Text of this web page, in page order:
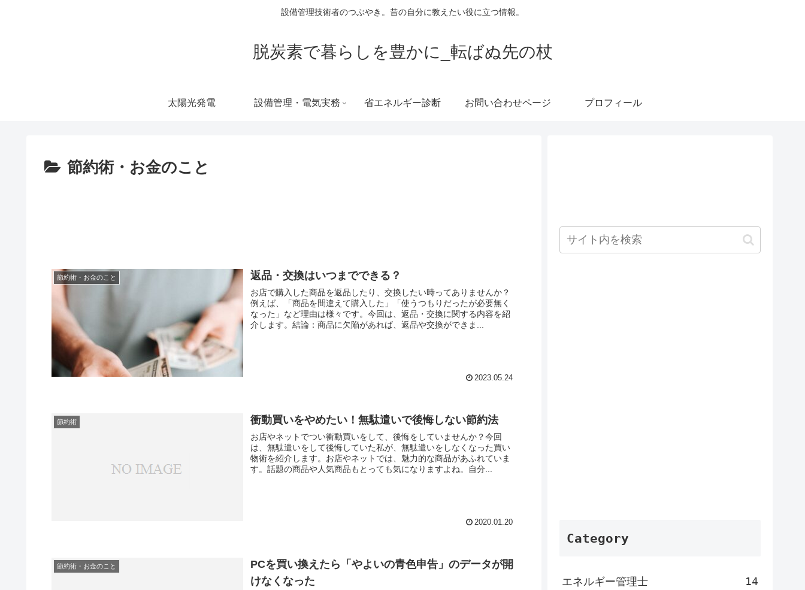
設備管理技術者のつぶやき。昔の自分に教えたい役に立つ情報。
脱炭素で暮らしを豊かに_転ばぬ先の杖
太陽光発電 設備管理・電気実務 省エネルギー診断 お問い合わせページ プロフィール
節約術・お金のこと
節約術・お金のこと 返品・交換はいつまでできる？
お店で購入した商品を返品したり、交換したい時ってありませんか？
例えば、「商品を間違えて購入した」「使うつもりだったが必要無く
なった」など理由は様々です。今回は、返品・交換に関する内容を紹
介します。結論：商品に欠陥があれば、返品や交換ができま...
2023.05.24
節約術 衝動買いをやめたい！無駄遣いで後悔しない節約法
お店やネットでつい衝動買いをして、後悔をしていませんか？今回
は、無駄遣いをして後悔していた私が、無駄遣いをしなくなった買い
物術を紹介します。お店やネットでは、魅力的な商品があふれていま
す。話題の商品や人気商品もとっても気になりますよね。自分...
2020.01.20
節約術・お金のこと
PCを買い換えたら「やよいの青色申告」のデータが開
けなくなった
Category
エネルギー管理士 14